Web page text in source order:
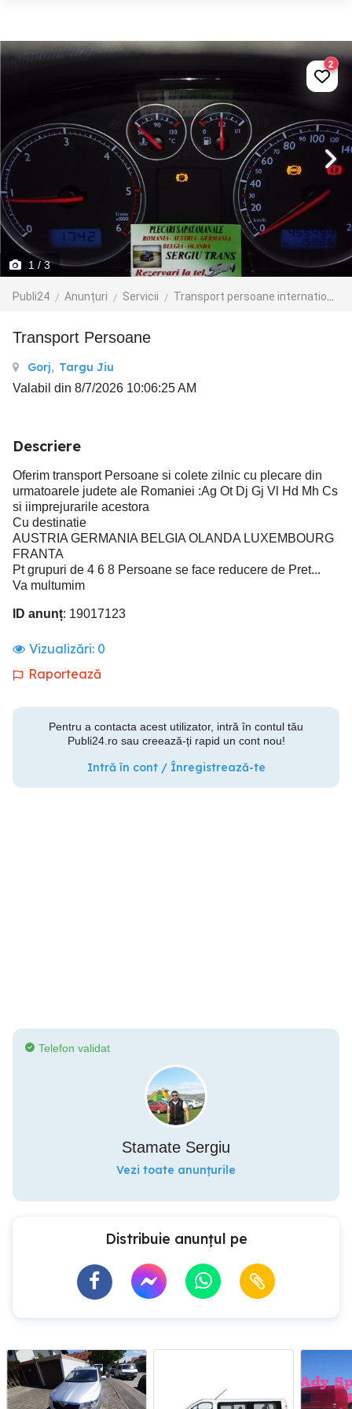
1 / 3
Publi24 Anunțuri Servicii Transport persoane international
2
Transport Persoane
Gorj, Targu Jiu
Valabil din 8/7/2026 10:06:25 AM
Descriere
Oferim transport Persoane si colete zilnic cu plecare din
urmatoarele judete ale Romaniei :Ag Ot Dj Gj Vl Hd Mh Cs
si iimprejurarile acestora
Cu destinatie
AUSTRIA GERMANIA BELGIA OLANDA LUXEMBOURG
FRANTA
Pt grupuri de 4 6 8 Persoane se face reducere de Pret...
Va multumim
ID anunț: 19017123
Vizualizări: 0
Raportează
Pentru a contacta acest utilizator, intră în contul tău
Publi24.ro sau creează-ți rapid un cont nou!
Intră în cont / Înregistrează-te
Telefon validat
Stamate Sergiu
Vezi toate anunțurile
Distribuie anunțul pe